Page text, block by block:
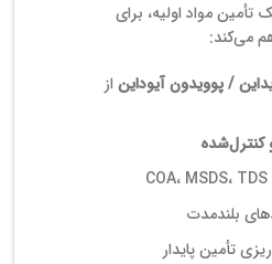
مواد اولیه، برای
می‌کند:
/ پوویدون آیوداین از
کنترل‌شده
بلندمدت
تأمین پایدار